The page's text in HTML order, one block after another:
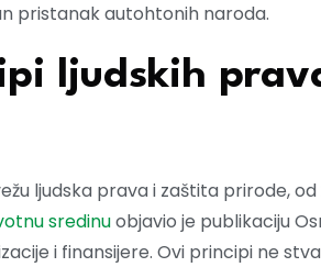
pristanak autohtonih naroda.
ljudskih
ljudska prava i zaštita prirode, od
sredinuobjavio je publikaciju
i finansijere. Ovi principi ne